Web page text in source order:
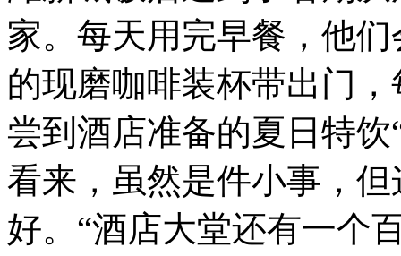
家。每天用完早餐，他
的现磨咖啡装杯带出门
尝到酒店准备的夏日特
看来，虽然是件小事，
好。“酒店大堂还有一个